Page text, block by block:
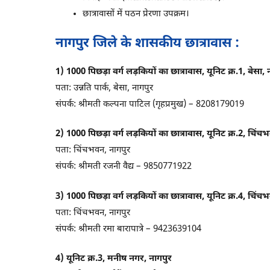
छात्रावासों में पठन प्रेरणा उपक्रम।
नागपुर जिले के शासकीय छात्रावास :
1) 1000 पिछड़ा वर्ग लड़कियों का छात्रावास, यूनिट क्र.1, बेसा,
पता: उन्नति पार्क, बेसा, नागपुर
संपर्क: श्रीमती कल्पना पाटिल (गृहप्रमुख) – 8208179019
2) 1000 पिछड़ा वर्ग लड़कियों का छात्रावास, यूनिट क्र.2,
पता: चिंचभवन, नागपुर
संपर्क: श्रीमती रजनी वैद्य – 9850771922
3) 1000 पिछड़ा वर्ग लड़कियों का छात्रावास, यूनिट क्र.4,
पता: चिंचभवन, नागपुर
संपर्क: श्रीमती रमा बारापात्रे – 9423639104
4) यूनिट क्र.3, मनीष नगर, नागपुर